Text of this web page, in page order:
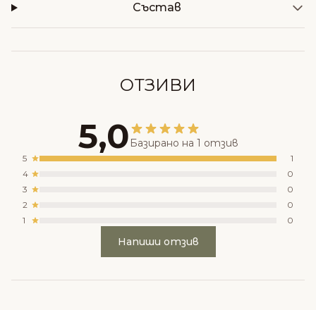
Състав
ОТЗИВИ
5,0 Базирано на 1 отзив
5
1
4
0
3
0
2
0
1
0
Напиши отзив